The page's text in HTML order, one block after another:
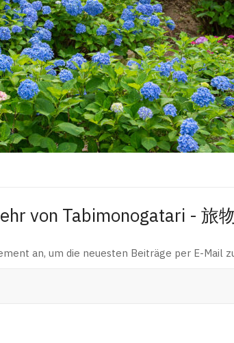
von Tabimonogatari - 旅
an, um die neuesten Beiträge per E-Mail